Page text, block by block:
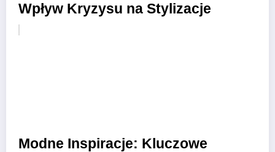
Wpływ Kryzysu na Stylizacje
Modne Inspiracje: Kluczowe